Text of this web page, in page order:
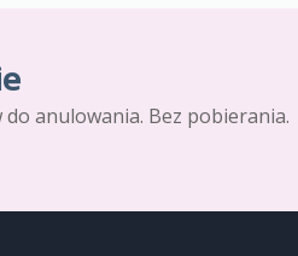
anulowania. Bez pobierania.